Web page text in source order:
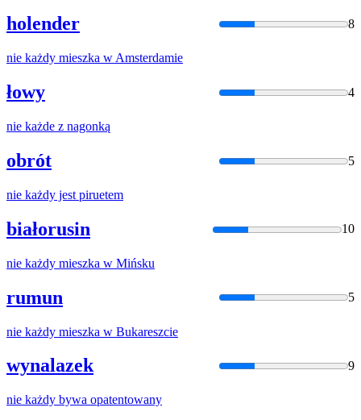
holender 8
nie każdy mieszka w Amsterdamie
łowy 4
nie każde z nagonką
obrót 5
nie każdy jest piruetem
białorusin 10
nie każdy mieszka w Mińsku
rumun 5
nie każdy mieszka w Bukareszcie
wynalazek 9
nie każdy bywa opatentowany